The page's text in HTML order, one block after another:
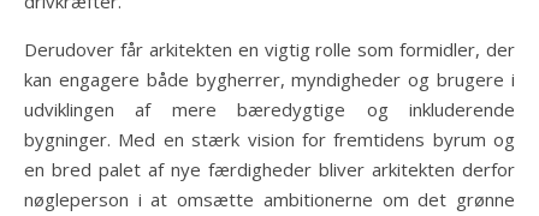
Derudover får arkitekten en vigtig rolle som formidler, der
kan engagere både bygherrer, myndigheder og brugere i
udviklingen af mere bæredygtige og inkluderende
bygninger. Med en stærk vision for fremtidens byrum og
en bred palet af nye færdigheder bliver arkitekten derfor
nøgleperson i at omsætte ambitionerne om det grønne